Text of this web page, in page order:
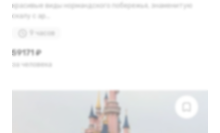
красивые виды нормандского побережья, знаменитую
скалу с ар...
9 часов
59171 ₽
за человека